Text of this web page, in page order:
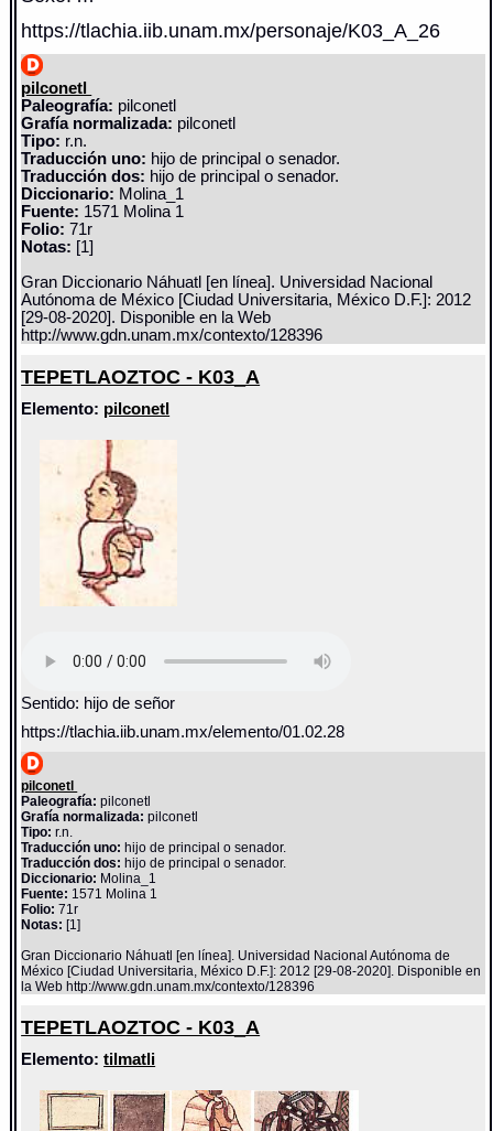
https://tlachia.iib.unam.mx/personaje/K03_A_26
pilconetl
Paleografía: pilconetl
Grafía normalizada: pilconetl
Tipo: r.n.
Traducción uno: hijo de principal o senador.
Traducción dos: hijo de principal o senador.
Diccionario: Molina_1
Fuente: 1571 Molina 1
Folio: 71r
Notas: [1]
Gran Diccionario Náhuatl [en línea]. Universidad Nacional
Autónoma de México [Ciudad Universitaria, México D.F.]: 2012
[29-08-2020]. Disponible en la Web
http://www.gdn.unam.mx/contexto/128396
TEPETLAOZTOC - K03_A
Elemento: pilconetl
Sentido: hijo de señor
https://tlachia.iib.unam.mx/elemento/01.02.28
pilconetl
Paleografía: pilconetl
Grafía normalizada: pilconetl
Tipo: r.n.
Traducción uno: hijo de principal o senador.
Traducción dos: hijo de principal o senador.
Diccionario: Molina_1
Fuente: 1571 Molina 1
Folio: 71r
Notas: [1]
Gran Diccionario Náhuatl [en línea]. Universidad Nacional Autónoma de
México [Ciudad Universitaria, México D.F.]: 2012 [29-08-2020]. Disponible en
la Web http://www.gdn.unam.mx/contexto/128396
TEPETLAOZTOC - K03_A
Elemento:tilmatli